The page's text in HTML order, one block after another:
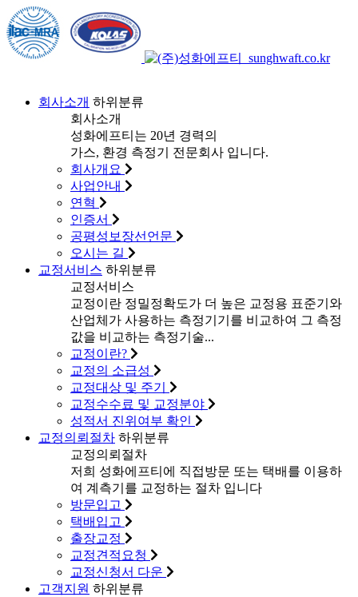
회사소개 하위분류
회사소개
성화에프티는 20년 경력의
가스, 환경 측정기 전문회사 입니다.
회사개요
사업안내
연혁
인증서
공평성보장선언문
오시는 길
교정서비스 하위분류
교정서비스
교정이란 정밀정확도가 더 높은 교정용 표준기와
산업체가 사용하는 측정기기를 비교하여 그 측정
값을 비교하는 측정기술...
교정이란?
교정의 소급성
교정대상 및 주기
교정수수료 및 교정분야
성적서 진위여부 확인
교정의뢰절차 하위분류
교정의뢰절차
저희 성화에프티에 직접방문 또는 택배를 이용하
여 계측기를 교정하는 절차 입니다
방문입고
택배입고
출장교정
교정견적요청
교정신청서 다운
고객지원 하위분류